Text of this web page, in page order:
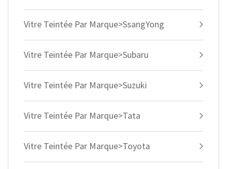
Vitre Teintée Par Marque>SsangYong
Vitre Teintée Par Marque>Subaru
Vitre Teintée Par Marque>Suzuki
Vitre Teintée Par Marque>Tata
Vitre Teintée Par Marque>Toyota